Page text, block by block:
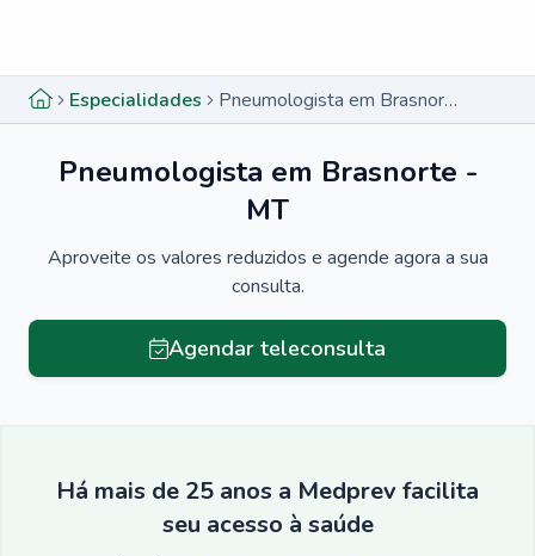
Especialidades Pneumologista em Brasnorte - MT
Pneumologista em Brasnorte -
MT
Aproveite os valores reduzidos e agende agora a sua
consulta.
Agendar teleconsulta
Há mais de 25 anos a Medprev facilita
seu acesso à saúde